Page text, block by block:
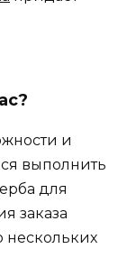
и
выполнить
для
заказа
нескольких